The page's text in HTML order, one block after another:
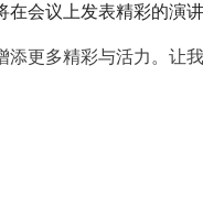
在会议上发表精彩的演
更多精彩与活力。让